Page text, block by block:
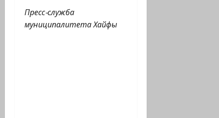
Пресс-служба
муниципалитета Хайфы